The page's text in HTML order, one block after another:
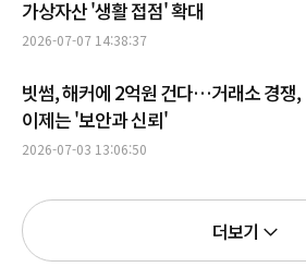
가상자산 '생활 접점' 확대
2026-07-07 14:38:37
빗썸, 해커에 2억원 건다…거래소 경쟁,
이제는 '보안과 신뢰'
2026-07-03 13:06:50
더보기